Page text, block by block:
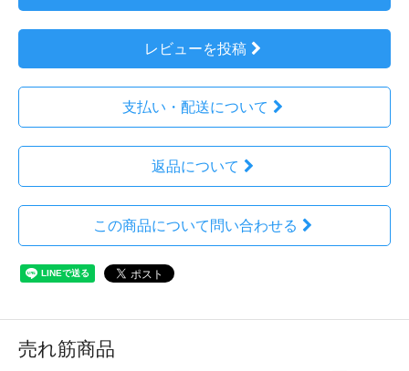
レビューを投稿
支払い・配送について
返品について
この商品について問い合わせる
売れ筋商品